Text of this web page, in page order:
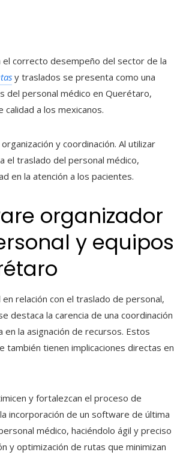
correcto desempeño del sector de la
y traslados se presenta como una
del personal médico en Querétaro,
a los mexicanos.
y coordinación. Al utilizar
el traslado del personal médico,
en la atención a los pacientes.
organizador
y equipos
relación con el traslado de personal,
la carencia de una coordinación
la asignación de recursos. Estos
también tienen implicaciones directas en
y fortalezcan el proceso de
incorporación de un software de última
médico, haciéndolo ágil y preciso
y optimización de rutas que minimizan